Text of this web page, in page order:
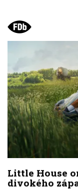
Little House
divokého